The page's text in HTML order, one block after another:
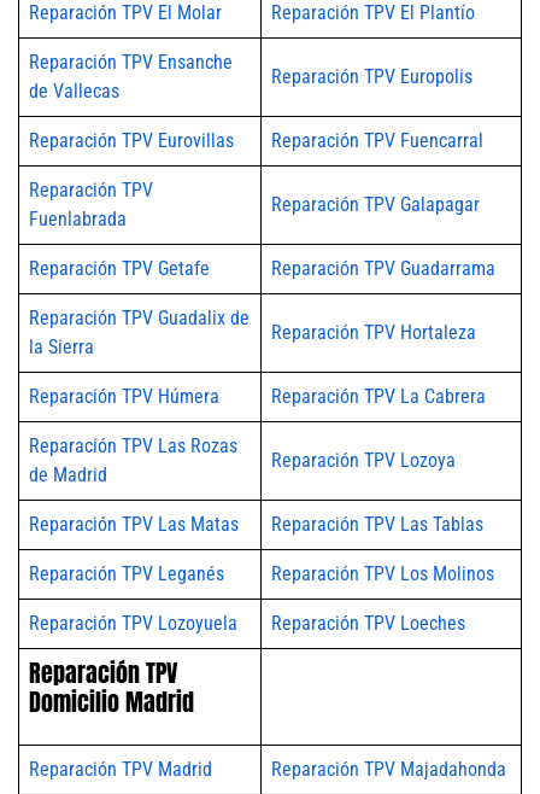
Reparación TPV El Molar Reparación TPV El Plantío
Reparación TPV Ensanche
de Vallecas
Reparación TPV Europolis
Reparación TPV Eurovillas Reparación TPV Fuencarral
Reparación TPV
Fuenlabrada
Reparación TPV Galapagar
Reparación TPV Getafe Reparación TPV Guadarrama
Reparación TPV Guadalix de
la Sierra
Reparación TPV Hortaleza
Reparación TPV Húmera Reparación TPV La Cabrera
Reparación TPV Las Rozas
de Madrid
Reparación TPV Lozoya
Reparación TPV Las Matas Reparación TPV Las Tablas
Reparación TPV Leganés Reparación TPV Los Molinos
Reparación TPV Lozoyuela Reparación TPV Loeches
Reparación TPV
Domicilio Madrid
Reparación TPV Madrid Reparación TPV Majadahonda